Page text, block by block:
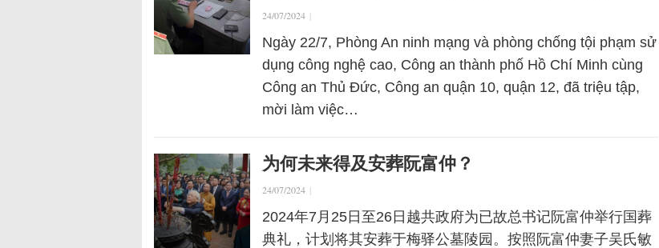
24/07/2024 |
Ngày 22/7, Phòng An ninh mạng và phòng chống tội phạm sử
dụng công nghệ cao, Công an thành phố Hồ Chí Minh cùng
Công an Thủ Đức, Công an quận 10, quận 12, đã triệu tập,
mời làm việc…
为何未来得及安葬阮富仲？
24/07/2024 |
2024年7月25日至26日越共政府为已故总书记阮富仲举行国葬
典礼，计划将其安葬于梅驿公墓陵园。按照阮富仲妻子吴氏敏